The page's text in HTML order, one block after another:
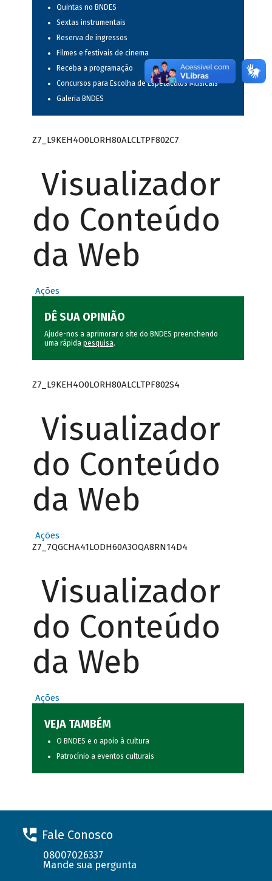
Quintas no BNDES
Sextas instrumentais
Reserva de ingressos
Filmes e festivais de cinema
Receba a programação
Concursos para Escolha de Espetáculos Musicais
Galeria BNDES
Z7_L9KEH4O0LORH80ALCLTPF802C7
Visualizador
do Conteúdo
da Web
Ações
DÊ SUA OPINIÃO
Ajude-nos a aprimorar o site do BNDES preenchendo
uma rápida pesquisa.
Z7_L9KEH4O0LORH80ALCLTPF802S4
Visualizador
do Conteúdo
da Web
Ações
Z7_7QGCHA41LODH60A3OQA8RN14D4
Visualizador
do Conteúdo
da Web
Ações
VEJA TAMBÉM
O BNDES e o apoio à cultura
Patrocínio a eventos culturais
Fale Conosco
08007026337
Mande sua pergunta